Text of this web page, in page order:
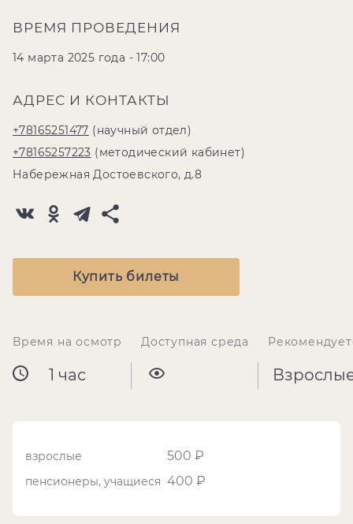
ВРЕМЯ ПРОВЕДЕНИЯ
14 марта 2025 года - 17:00
АДРЕС И КОНТАКТЫ
+78165251477 (научный отдел)
+78165257223 (методический кабинет)
Набережная Достоевского, д.8
Купить билеты
Время на осмотр
1 час
Доступная среда
взрослые 500 ₽
пенсионеры, учащиеся 400 ₽